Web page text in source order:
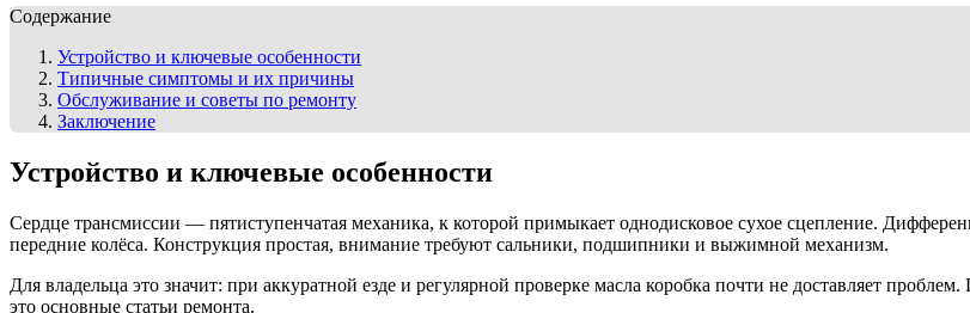
Содержание
Устройство и ключевые особенности
Типичные симптомы и их причины
Обслуживание и советы по ремонту
Заключение
Устройство и ключевые особенности
Сердце трансмиссии — пятиступенчатая механика, к которой примыкает однодисковое сухое сцепление.
передние колёса. Конструкция простая, внимание требуют сальники, подшипники и выжимной механизм.
Для владельца это значит: при аккуратной езде и регулярной проверке масла коробка почти не доставляет
это основные статьи ремонта.